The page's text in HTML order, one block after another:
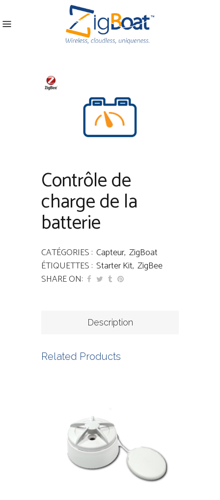
Contrôle de
charge de la
batterie
CATÉGORIES : Capteur, ZigBoat
ÉTIQUETTES : Starter Kit, ZigBee
SHARE ON:
Description
Related Products